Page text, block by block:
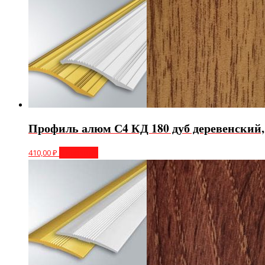
Профиль алюм С4 КД 180 дуб
410,00₽